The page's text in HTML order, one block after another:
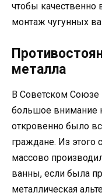
чтобы качественно
монтаж чугунных
металла
В Советском Союзе
большое внимание
откровенно было
граждане. Из этого
массово
ванны, если была
металлическая